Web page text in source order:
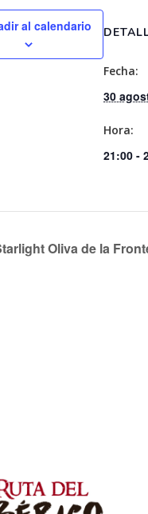
al calendario
Fecha:
30
Hora:
21:00 -
Oliva de la